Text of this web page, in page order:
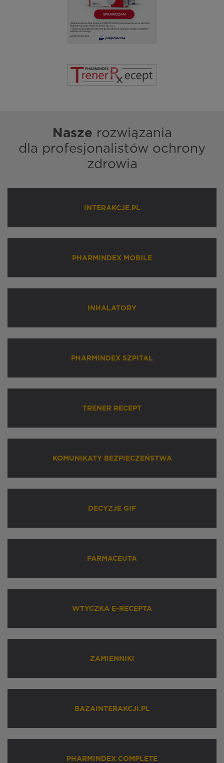
Nasze rozwiązania
dla profesjonalistów ochrony
zdrowia
INTERAKCJE.PL
PHARMINDEX MOBILE
INHALATORY
PHARMINDEX SZPITAL
TRENER RECEPT
KOMUNIKATY BEZPIECZEŃSTWA
DECYZJE GIF
FARMACEUTA
WTYCZKA E-RECEPTA
ZAMIENNIKI
BAZAINTERAKCJI.PL
PHARMINDEX COMPLETE